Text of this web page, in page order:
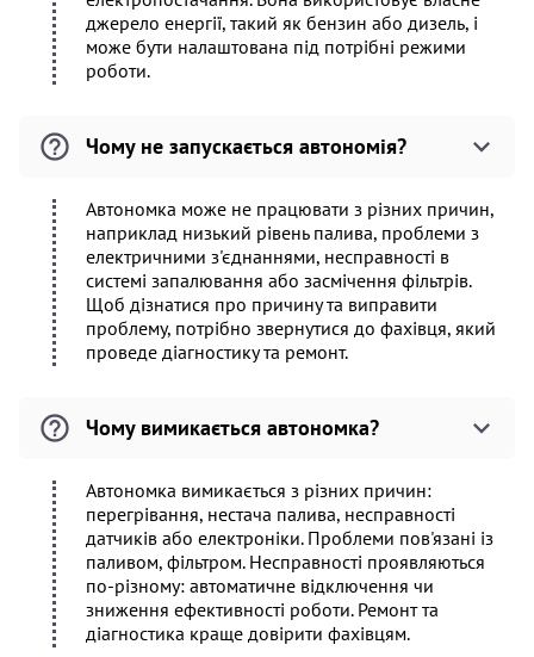
джерело енергії, такий як бензин або дизель, і
може бути налаштована під потрібні режими
роботи.
Чому не запускається автономія?
Автономка може не працювати з різних причин,
наприклад низький рівень палива, проблеми з
електричними з'єднаннями, несправності в
системі запалювання або засмічення фільтрів.
Щоб дізнатися про причину та виправити
проблему, потрібно звернутися до фахівця, який
проведе діагностику та ремонт.
Чому вимикається автономка?
Автономка вимикається з різних причин:
перегрівання, нестача палива, несправності
датчиків або електроніки. Проблеми пов'язані із
паливом, фільтром. Несправності проявляються
по-різному: автоматичне відключення чи
зниження ефективності роботи. Ремонт та
діагностика краще довірити фахівцям.